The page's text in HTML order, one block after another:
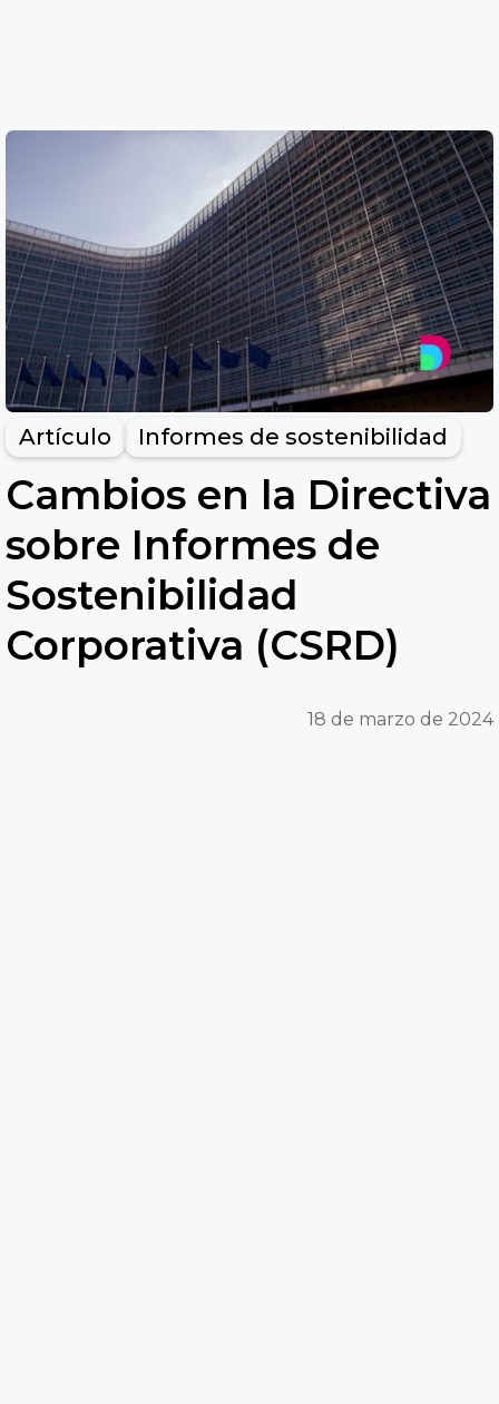
Artículo Informes de sostenibilidad
Cambios en la Directiva
sobre Informes de
Sostenibilidad
Corporativa (CSRD)
18 de marzo de 2024